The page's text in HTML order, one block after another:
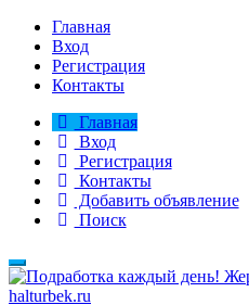
Главная
Вход
Регистрация
Контакты
Главная
Вход
Регистрация
Контакты
Добавить объявление
Поиск